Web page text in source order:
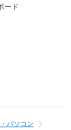
ード
パソコン